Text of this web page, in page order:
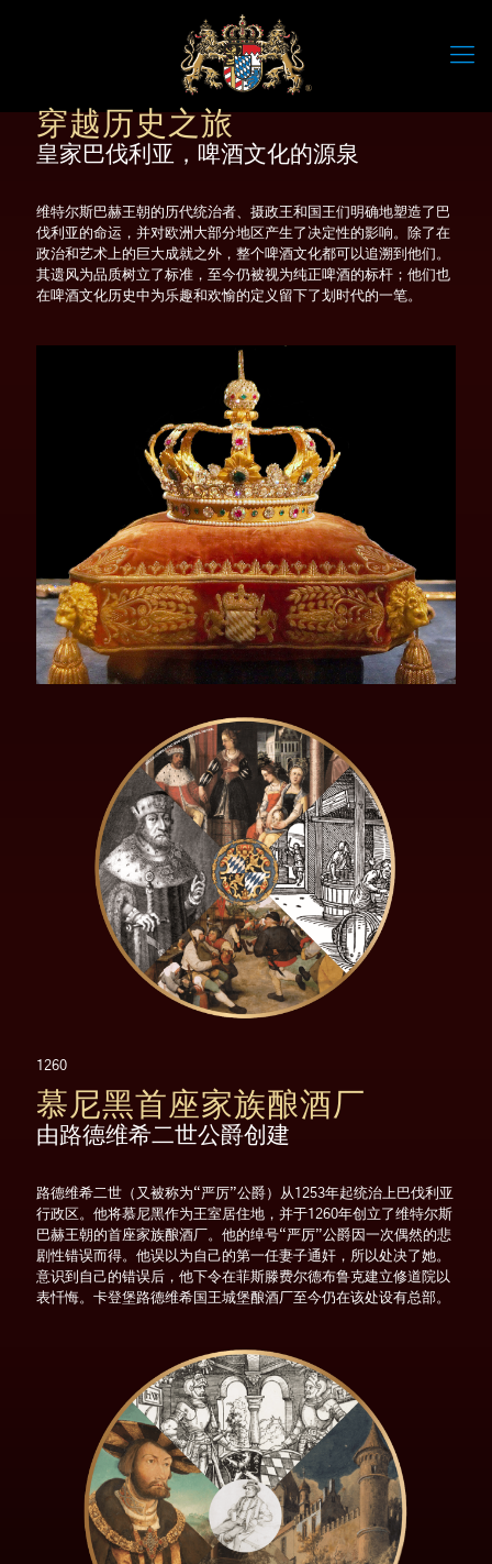
穿越历史之旅
皇家巴伐利亚，啤酒文化的源泉
维特尔斯巴赫王朝的历代统治者、摄政王和国王们明确地塑造
了巴伐利亚的命运，并对欧洲大部分地区产生了决定性的影
响。除了在政治和艺术上的巨大成就之外，整个啤酒文化都可
以追溯到他们。其遗风为品质树立了标准，至今仍被视为纯正
啤酒的标杆；他们也在啤酒文化历史中为乐趣和欢愉的定义留
下了划时代的一笔。
穿越历史之旅
皇家巴伐利亚，啤酒文化的源泉
维特尔斯巴赫王朝的历代统治者、摄政王和国王们明确地塑造了巴
伐利亚的命运，并对欧洲大部分地区产生了决定性的影响。除了在
政治和艺术上的巨大成就之外，整个啤酒文化都可以追溯到他们。
其遗风为品质树立了标准，至今仍被视为纯正啤酒的标杆；他们也
在啤酒文化历史中为乐趣和欢愉的定义留下了划时代的一笔。
慕尼黑首座家族酿酒厂
由路德维希二世公爵创建
路德维希二世（又被称为“严厉”公爵）从1253年起统治上巴伐利亚
行政区。他将慕尼黑作为王室居住地，并于1260年创立了维特尔斯
巴赫王朝的首座家族酿酒厂。他的绰号“严厉”公爵因一次偶然的悲
剧性错误而得。他误以为自己的第一任妻子通奸，所以处决了她。
意识到自己的错误后，他下令在菲斯滕费尔德布鲁克建立修道院以
表忏悔。卡登堡路德维希国王城堡酿酒厂至今仍在该处设有总部。
1260
慕尼黑首座家族酿酒厂
由路德维希二世公爵创建
路德维希二世（又被称为“严厉”公爵）从1253年起统治上巴伐利亚
行政区。他将慕尼黑作为王室居住地，并于1260年创立了维特尔斯
巴赫王朝的首座家族酿酒厂。他的绰号“严厉”公爵因一次偶然的悲
剧性错误而得。他误以为自己的第一任妻子通奸，所以处决了她。
意识到自己的错误后，他下令在菲斯滕费尔德布鲁克建立修道院以
表忏悔。卡登堡路德维希国王城堡酿酒厂至今仍在该处设有总部。